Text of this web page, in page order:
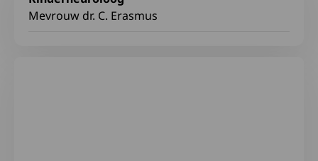
Mevrouw dr. C. Erasmus